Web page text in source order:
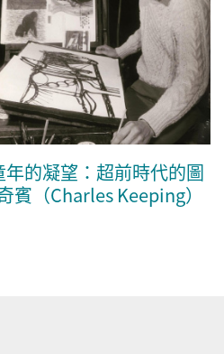
的凝望：超前時代的圖
賓（Charles Keeping）